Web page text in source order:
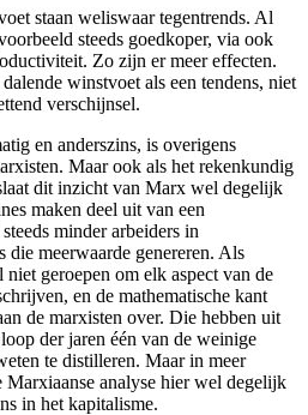
staan weliswaar tegentrends. Al
steeds goedkoper, via ook
Zo zijn er meer effecten.
winstvoet als een tendens, niet
verschijnsel.
en anderszins, is overigens
Maar ook als het rekenkundig
dit inzicht van Marx wel degelijk
maken deel uit van een
minder arbeiders in
meerwaarde genereren. Als
geroepen om elk aspect van de
en de mathematische kant
de marxisten over. Die hebben uit
der jaren één van de weinige
te distilleren. Maar in meer
Marxiaanse analyse hier wel degelijk
in het kapitalisme.